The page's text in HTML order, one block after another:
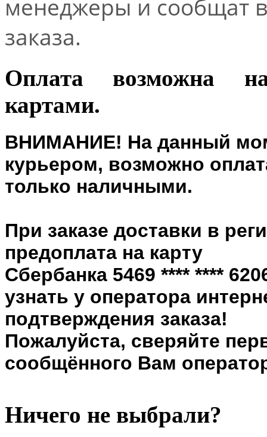
менеджеры и сообщат
заказа.
Оплата возможна
картами.
ВНИМАНИЕ! На данный
курьером, возможно
только наличными.
При заказе доставки в
предоплата на карту
Сбербанка 5469 **** ****
узнать у оператора
подтверждения заказа!
Пожалуйста, сверяйте
сообщённого Вам
Ничего не выбрали?